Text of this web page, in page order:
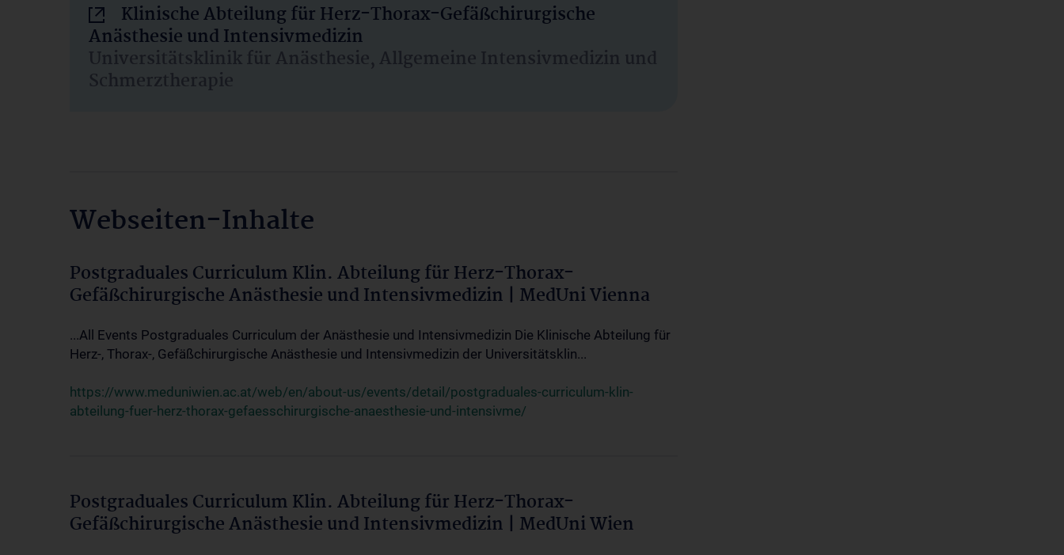
Klinische Abteilung für Herz-Thorax-Gefäßchirurgische
Anästhesie und Intensivmedizin
Universitätsklinik für Anästhesie, Allgemeine Intensivmedizin und
Schmerztherapie
Webseiten-Inhalte
Postgraduales Curriculum Klin. Abteilung für Herz-Thorax-
Gefäßchirurgische Anästhesie und Intensivmedizin | MedUni Vienna
...All Events Postgraduales Curriculum der Anästhesie und Intensivmedizin Die Klinische Abteilung für
Herz-, Thorax-, Gefäßchirurgische Anästhesie und Intensivmedizin der Universitätsklin...
https://www.meduniwien.ac.at/web/en/about-us/events/detail/postgraduales-curriculum-klin-
abteilung-fuer-herz-thorax-gefaesschirurgische-anaesthesie-und-intensivme/
Postgraduales Curriculum Klin. Abteilung für Herz-Thorax-
Gefäßchirurgische Anästhesie und Intensivmedizin | MedUni Wien